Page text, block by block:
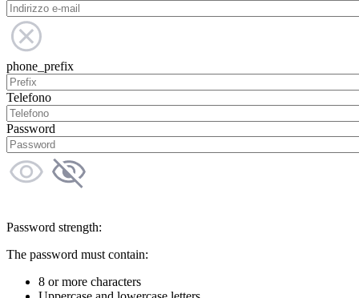
phone_prefix
Telefono
Password
Password strength:
The password must contain:
8 or more characters